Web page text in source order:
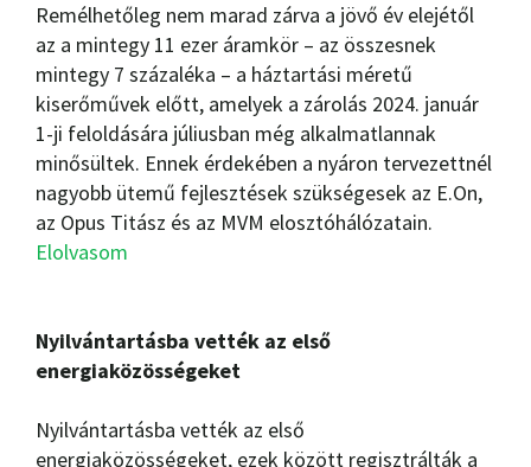
Remélhetőleg nem marad zárva a jövő év elejétől
az a mintegy 11 ezer áramkör – az összesnek
mintegy 7 százaléka – a háztartási méretű
kiserőművek előtt, amelyek a zárolás 2024. január
1-ji feloldására júliusban még alkalmatlannak
minősültek. Ennek érdekében a nyáron tervezettnél
nagyobb ütemű fejlesztések szükségesek az E.On,
az Opus Titász és az MVM elosztóhálózatain.
Elolvasom
Nyilvántartásba vették az első
energiaközösségeket
Nyilvántartásba vették az első
energiaközösségeket, ezek között regisztrálták a